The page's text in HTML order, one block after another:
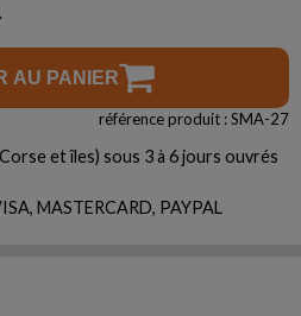
AU PANIER
référence produit : SMA-27
et îles) sous 3 à 6 jours ouvrés
MASTERCARD, PAYPAL